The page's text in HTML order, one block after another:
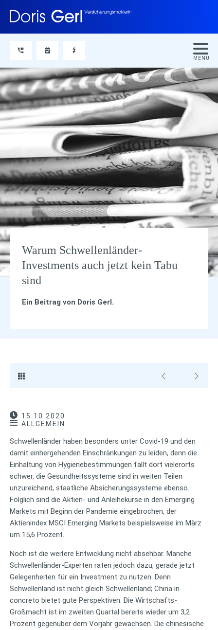
Warum Schwellenländer-
Investments auch jetzt kein Tabu
sind
Ein Beitrag von Doris Gerl.
15.10.2020
ALLGEMEIN
Schwellenländer haben besonders unter Covid-19 und den
damit einhergehenden Einschränkungen zu leiden, denn die
Einhaltung von Hygienebestimmungen fällt dort vielerorts
schwer, die Gesundheitssysteme sind in weiten Teilen
unzureichend, staatliche Absicherungssysteme ebenso.
Folglich sind die Aktien- und Anleihekurse in den Emerging
Markets mit Beginn der Pandemie eingebrochen, der
Aktienindex MSCI Emerging Markets beispielsweise im März
um 15,6 Prozent.
Noch ist die weitere Entwicklung nicht absehbar. Manche
Schwellenländer-Experten raten jedoch dazu, gerade jetzt
Gelegenheiten für ein Investment zu nutzen. Denn
Schwellenland ist nicht gleich Schwellenland; China in
concreto bietet gute Perspektiven. Die Wirtschafts-
Großmacht ist im zweiten Quartal bereits wieder um 3,2
Prozent gegenüber dem Vorjahr gewachsen. Die chinesische